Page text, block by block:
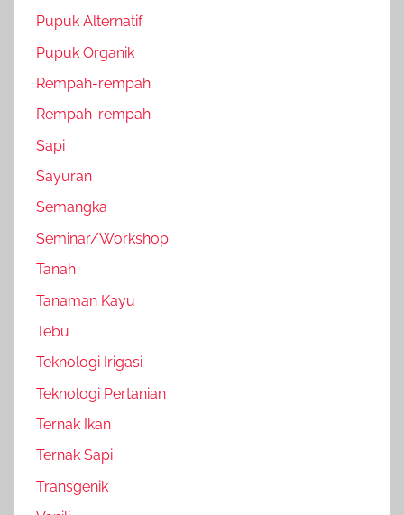
Pupuk Alternatif
Pupuk Organik
Rempah-rempah
Rempah-rempah
Sapi
Sayuran
Semangka
Seminar/Workshop
Tanah
Tanaman Kayu
Tebu
Teknologi Irigasi
Teknologi Pertanian
Ternak Ikan
Ternak Sapi
Transgenik